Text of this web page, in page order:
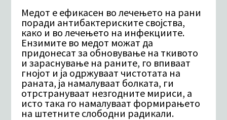
Медот е ефикасен во лечењето на рани
поради антибактериските својства,
како и во лечењето на инфекциите.
Ензимите во медот можат да
придонесат за обновување на ткивото
и зараснување на раните, го впиваат
гнојот и ја одржуваат чистотата на
раната, ја намалуваат болката, ги
отрстрануваат незгодните мириси, а
исто така го намалуваат формирањето
на штетните слободни радикали.